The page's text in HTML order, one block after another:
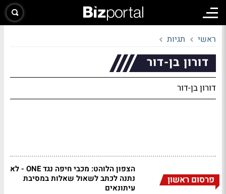
ראשי תגיות
דורון בן-דור
דורון בן-דור
פרסום ראשון
הצפון הלוהט: מכבי חיפה נגד ONE - לא
נתנה לכתב לשאול שאלות במסיבת
עיתונאים